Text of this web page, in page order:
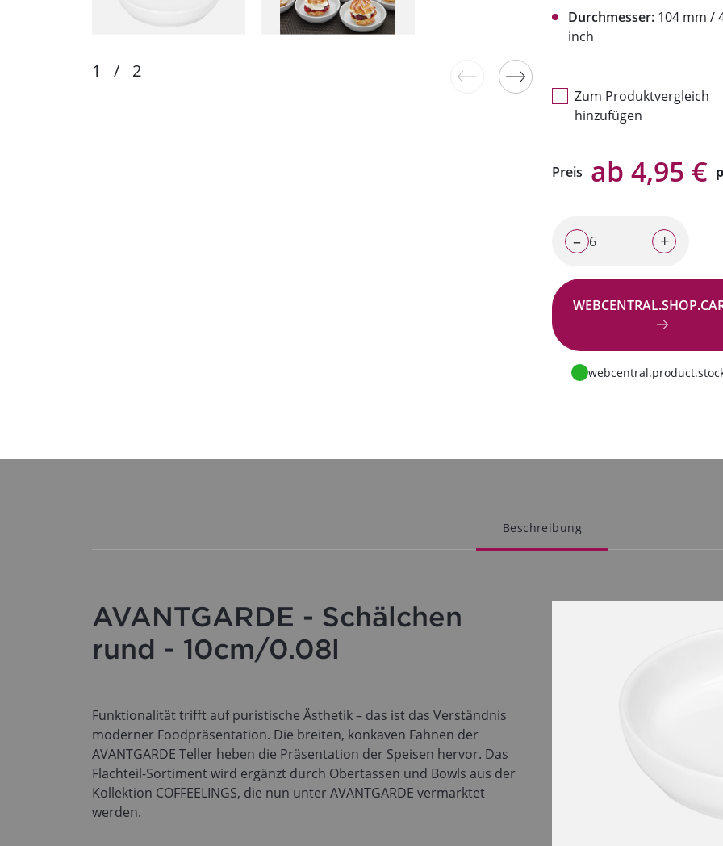
Durchmesser: 104 mm /
inch
Zum Produktvergleich
hinzufügen
Preis ab 4,95 €
– +
Zur Anfrage
Beschreibung
AVANTGARDE - Schälchen
rund - 10cm/0.08l
Funktionalität trifft auf puristische Ästhetik – das ist das Verständnis
moderner Foodpräsentation. Die breiten, konkaven Fahnen der
AVANTGARDE Teller heben die Präsentation der Speisen hervor. Das
Flachteil-Sortiment wird ergänzt durch Obertassen und Bowls aus der
Kollektion COFFEELINGS, die nun unter AVANTGARDE vermarktet
werden.